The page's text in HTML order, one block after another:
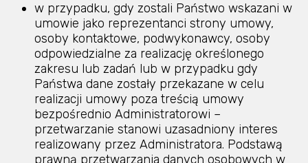
w przypadku, gdy zostali Państwo wskazani w
umowie jako reprezentanci strony umowy,
osoby kontaktowe, podwykonawcy, osoby
odpowiedzialne za realizację określonego
zakresu lub zadań lub w przypadku gdy
Państwa dane zostały przekazane w celu
realizacji umowy poza treścią umowy
bezpośrednio Administratorowi –
przetwarzanie stanowi uzasadniony interes
realizowany przez Administratora. Podstawą
prawną przetwarzania danych osobowych w